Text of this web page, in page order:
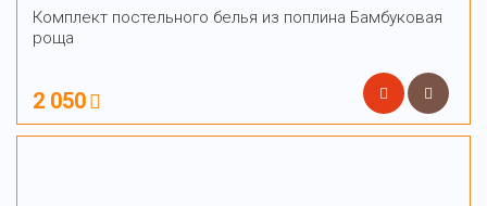
Комплект постельного белья из поплина Бамбуковая
роща
2 050